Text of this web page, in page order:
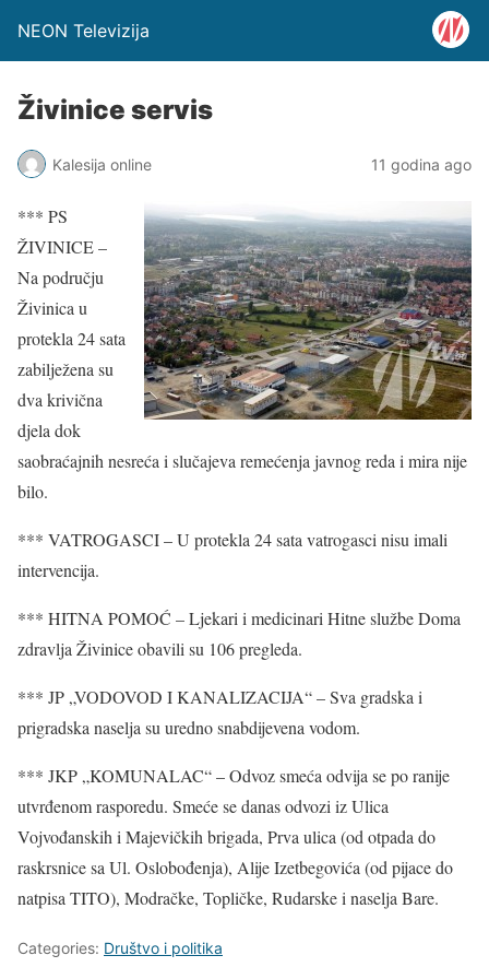
NEON Televizija
Živinice servis
Kalesija online 11 godina ago
*** PS
ŽIVINICE –
Na području
Živinica u
protekla 24 sata
zabilježena su
dva krivična
djela dok
saobraćajnih nesreća i slučajeva remećenja javnog reda i mira nije
bilo.
*** VATROGASCI – U protekla 24 sata vatrogasci nisu imali
intervencija.
*** HITNA POMOĆ – Ljekari i medicinari Hitne službe Doma
zdravlja Živinice obavili su 106 pregleda.
*** JP „VODOVOD I KANALIZACIJA“ – Sva gradska i
prigradska naselja su uredno snabdijevena vodom.
*** JKP „KOMUNALAC“ – Odvoz smeća odvija se po ranije
utvrđenom rasporedu. Smeće se danas odvozi iz Ulica
Vojvođanskih i Majevičkih brigada, Prva ulica (od otpada do
raskrsnice sa Ul. Oslobođenja), Alije Izetbegovića (od pijace do
natpisa TITO), Modračke, Topličke, Rudarske i naselja Bare.
Categories: Društvo i politika